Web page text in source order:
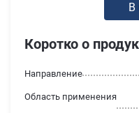
Коротко о
Направление
Область применения
В